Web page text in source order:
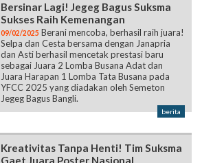
Bersinar Lagi! Jegeg Bagus Suksma
Sukses Raih Kemenangan
09/02/2025 Berani mencoba, berhasil raih juara!
Selpa dan Cesta bersama dengan Janapria
dan Asti berhasil mencetak prestasi baru
sebagai Juara 2 Lomba Busana Adat dan
Juara Harapan 1 Lomba Tata Busana pada
YFCC 2025 yang diadakan oleh Semeton
Jegeg Bagus Bangli.
berita
Kreativitas Tanpa Henti! Tim Suksma
Gaet Juara Poster Nasional